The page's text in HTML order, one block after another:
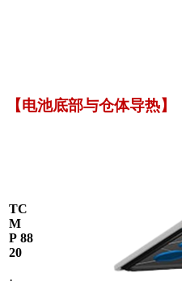
【电池底部与仓体导热】
TC
M
P 88
20
·